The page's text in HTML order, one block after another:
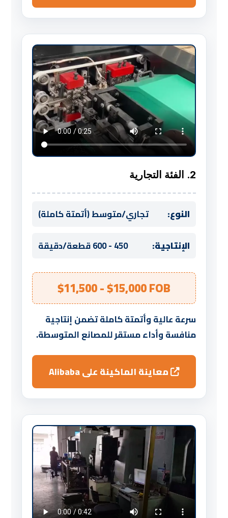
2. الفئة التجارية
النوع:
تجاري/متوسط (أتمتة كاملة)
الإنتاجية:
450 - 600 قطعة/دقيقة
$11,500 - $15,000 FOB
سرعة عالية وأتمتة كاملة تضمن إنتاجية
منافسة وأداء مستقر للمصانع المتوسطة.
معاينة الماكينة على Alibaba